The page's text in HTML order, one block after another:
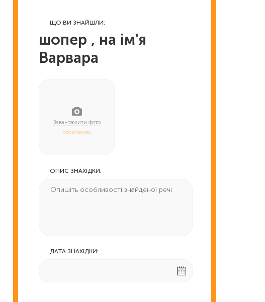
ЩО ВИ ЗНАЙШЛИ:
шопер , на ім'я
Варвара
обов'язково
ОПИС ЗНАХІДКИ:
ДАТА ЗНАХІДКИ: